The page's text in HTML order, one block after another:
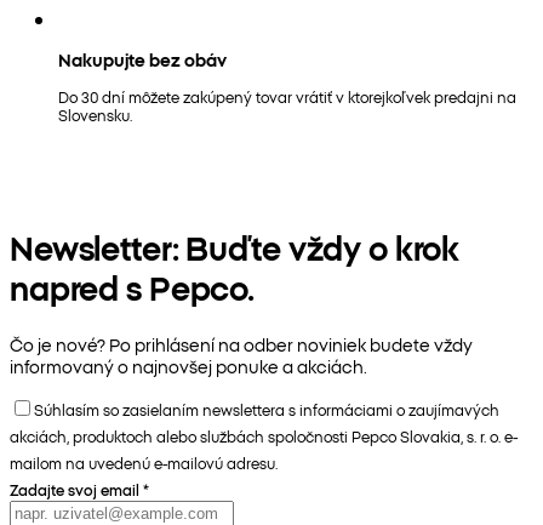
Nakupujte bez obáv
Do 30 dní môžete zakúpený tovar vrátiť v ktorejkoľvek predajni na
Slovensku.
Newsletter: Buďte vždy o krok
napred s Pepco.
Čo je nové? Po prihlásení na odber noviniek budete vždy
informovaný o najnovšej ponuke a akciách.
Súhlasím so zasielaním newslettera s informáciami o zaujímavých
akciách, produktoch alebo službách spoločnosti Pepco Slovakia, s. r. o. e-
mailom na uvedenú e-mailovú adresu.
Zadajte svoj email *